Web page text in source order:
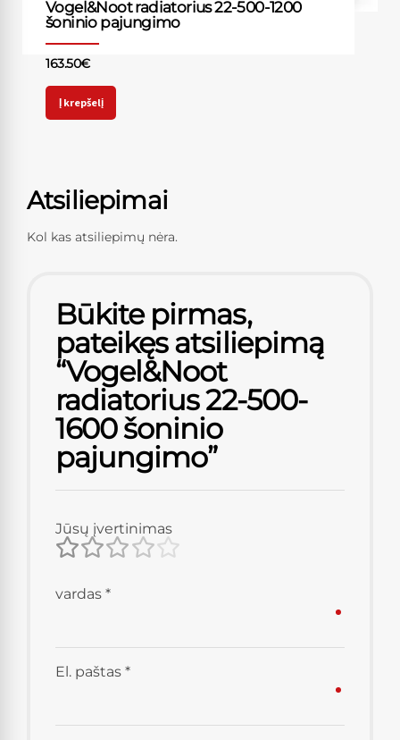
Vogel&Noot radiatorius 22-500-1200
šoninio pajungimo
163.50€
Į krepšelį
Atsiliepimai
Kol kas atsiliepimų nėra.
Būkite pirmas,
pateikęs atsiliepimą
“Vogel&Noot
radiatorius 22-500-
1600 šoninio
pajungimo”
Jūsų įvertinimas
vardas *
El. paštas *